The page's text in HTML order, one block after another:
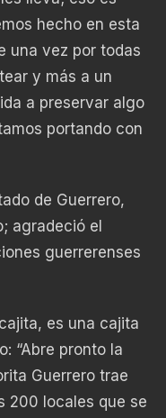
hecho en esta
una vez por todas
y más a un
a preservar algo
portando con
de Guerrero,
agradeció el
guerrerenses
es una cajita
“Abre pronto la
Guerrero trae
200 locales que se